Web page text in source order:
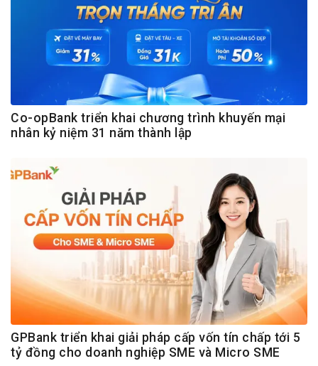
Co-opBank triển khai chương trình khuyến mại
nhân kỷ niệm 31 năm thành lập
GPBank triển khai giải pháp cấp vốn tín chấp tới 5
tỷ đồng cho doanh nghiệp SME và Micro SME